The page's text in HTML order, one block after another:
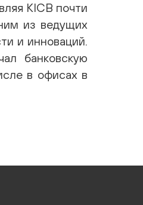
KICB почти
из ведущих
и инноваций.
банковскую
в офисах в